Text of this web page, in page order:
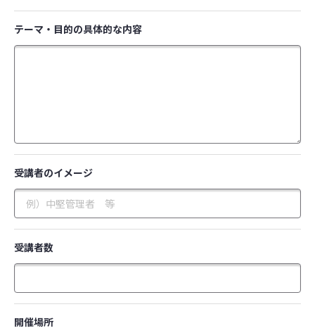
テーマ・目的の具体的な内容
受講者のイメージ
受講者数
開催場所